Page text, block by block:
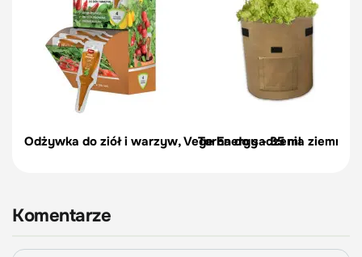
Odżywka do ziół i warzyw, Vege Energy - 35 ml
Torba do sadzenia
Komentarze